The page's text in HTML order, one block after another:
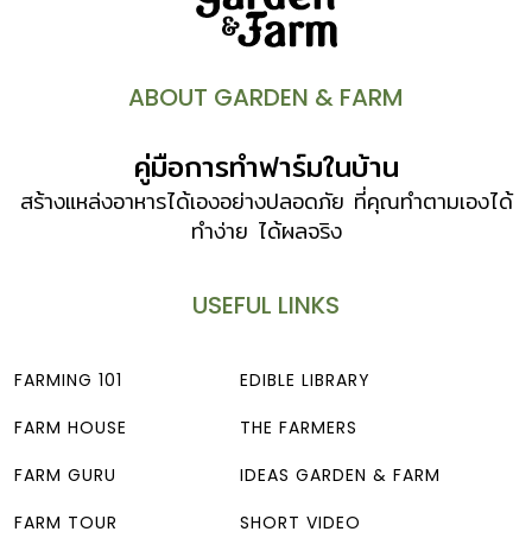
ABOUT GARDEN & FARM
คู่มือการทำฟาร์มในบ้าน
สร้างแหล่งอาหารได้เองอย่างปลอดภัย ที่คุณทำตามเองได้
ทำง่าย ได้ผลจริง
USEFUL LINKS
FARMING 101
FARM HOUSE
FARM GURU
FARM TOUR
EDIBLE LIBRARY
THE FARMERS
IDEAS GARDEN & FARM
SHORT VIDEO